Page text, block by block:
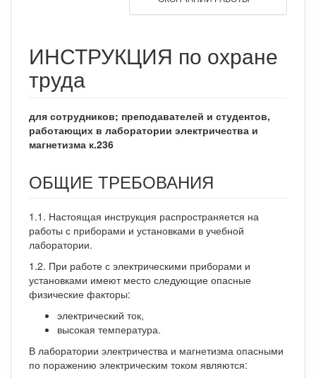
ИНСТРУКЦИЯ по охране
труда
для сотрудников; преподавателей и студентов,
работающих в лаборатории электричества и
магнетизма к.236
ОБЩИЕ ТРЕБОВАНИЯ
1.1. Настоящая инструкция распространяется на
работы с приборами и установками в учебной
лаборатории.
1.2. При работе с электрическими приборами и
установками имеют место следующие опасные
физические факторы:
электрический ток,
высокая температура.
В лаборатории электричества и магнетизма опасными
по поражению электрическим током являются: